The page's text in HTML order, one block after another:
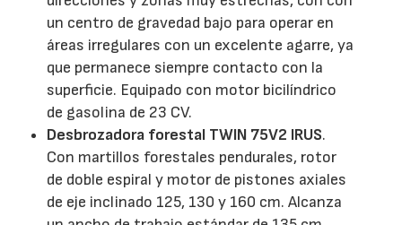
un centro de gravedad bajo para operar en
áreas irregulares con un excelente agarre, ya
que permanece siempre contacto con la
superficie. Equipado con motor bicilíndrico
de gasolina de 23 CV.
Desbrozadora forestal TWIN 75V2 IRUS.
Con martillos forestales pendurales, rotor
de doble espiral y motor de pistones axiales
de eje inclinado 125, 130 y 160 cm. Alcanza